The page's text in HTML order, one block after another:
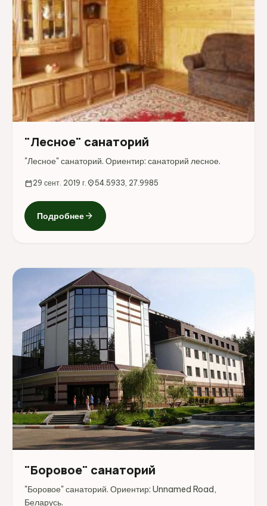
"Лесное" санаторий
"Лесное" санаторий. Ориентир: санаторий лесное.
calendar_today 29 сент. 2019 г. location_on54.5933, 27.9985
Подробнееarrow_forward
"Боровое" санаторий
"Боровое" санаторий. Ориентир: Unnamed Road,
Беларусь.